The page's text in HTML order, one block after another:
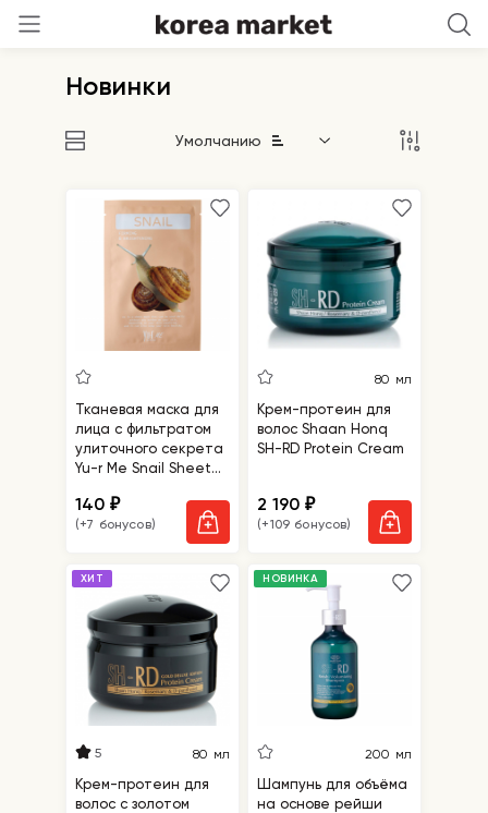
Новинки
Умолчанию
Тканевая маска для
лица с фильтратом
улиточного секрета
Yu-r Me Snail Sheet
140₽
(+7 бонусов)
80 мл
Крем-протеин для
волос Shaan Honq
SH-RD Protein Cream
2 190₽
(+109 бонусов)
ХИТ
5 80 мл
Крем-протеин для
волос с золотом
НОВИНКА
200 мл
Шампунь для объёма
на основе рейши